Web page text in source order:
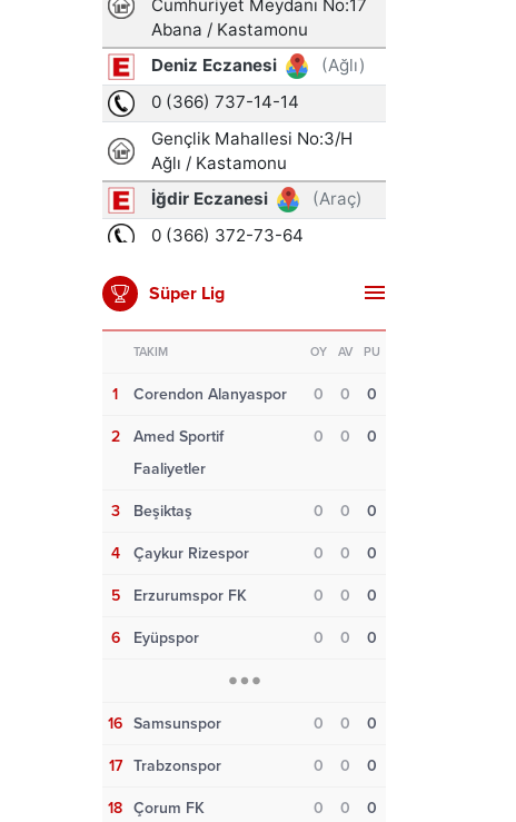
Süper Lig
TAKIM OY AV PU
1 Corendon Alanyaspor 0 0 0
2
Amed Sportif
Faaliyetler
0 0 0
3 Beşiktaş 0 0 0
4 Çaykur Rizespor 0 0 0
5 Erzurumspor FK 0 0 0
6 Eyüpspor 0 0 0
16 Samsunspor 0 0 0
17 Trabzonspor 0 0 0
18 Çorum FK 0 0 0